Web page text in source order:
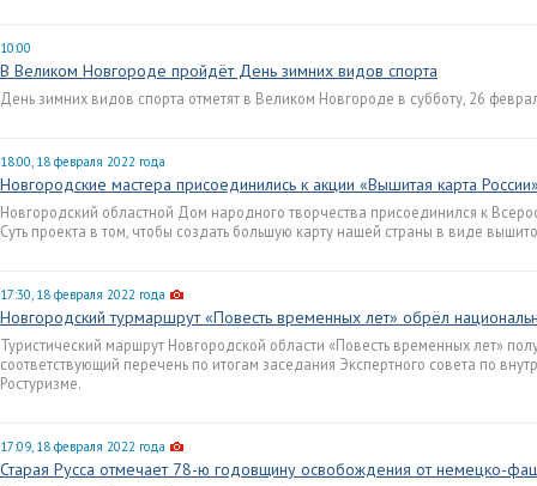
10:00
В Великом Новгороде пройдёт День зимних видов спорта
День зимних видов спорта отметят в Великом Новгороде в субботу, 26
18:00, 18 февраля 2022 года
Новгородские мастера присоединились к акции «Вышитая карта
Новгородский областной Дом народного творчества присоединился к
Суть проекта в том, чтобы создать большую карту нашей страны в виде
17:30, 18 февраля 2022 года
Новгородский турмаршрут «Повесть временных лет» обрёл
Туристический маршрут Новгородской области «Повесть временных лет»
соответствующий перечень по итогам заседания Экспертного совета по
Ростуризме.
17:09, 18 февраля 2022 года
Старая Русса отмечает 78-ю годовщину освобождения от немецко-